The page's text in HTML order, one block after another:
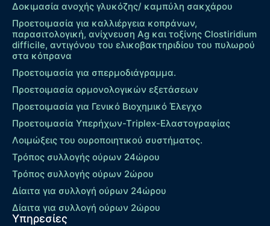
Δοκιμασία ανοχής γλυκόζης/ καμπύλη σακχάρου
Προετοιμασία για καλλιέργεια κοπράνων,
παρασιτολογική, ανίχνευση Ag και τοξίνης Clostiridium
difficile, αντιγόνου του ελικοβακτηριδίου του πυλωρού
στα κόπρανα
Προετοιμασία για σπερμοδιάγραμμα.
Προετοιμασία ορμονολογικών εξετάσεων
Προετοιμασία για Γενικό Βιοχημικό Έλεγχο
Προετοιμασία Υπερήχων-Τriplex-Ελαστογραφίας
Λοιμώξεις του ουροποιητικού συστήματος.
Τρόπος συλλογής ούρων 24ώρου
Τρόπος συλλογής ούρων 2ώρου
Δίαιτα για συλλογή ούρων 24ώρου
Δίαιτα για συλλογή ούρων 2ώρου
Υπηρεσίες